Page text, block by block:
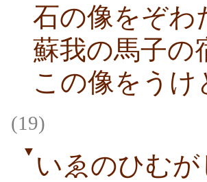
石の像をぞわ
蘇我の馬子の
この像をう
(19)
▼ いゑのひむ